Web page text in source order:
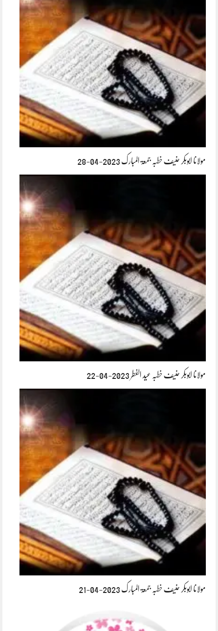
مولانا ابوبکر حنیف خطبہ جمعۃ المبارک 2023-04-28
مولانا ابوبکر حنیف خطبہ عید الفطر 2023-04-22
مولانا ابوبکر حنیف خطبہ جمعۃ المبارک 2023-04-21